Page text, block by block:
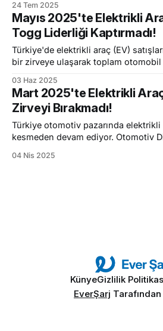
özellikle düşük ve orta segmentteki
fiyatlarında önemli artışlar
segment modellerde ise indirim
Türkiye'deki elektrikli araç
24 Tem 2025
Mayıs 2025'te Elektrikli
Togg Liderliği Kaptırmadı!
Türkiye'de elektrikli araç (EV)
bir zirveye ulaşarak toplam otomobil
Mobilite Derneği (ODMD) verilerine
16.802 adet elektrikli otomobil
rakam toplam pazardaki elektrikli
03 Haz 2025
Mart 2025'te Elektrikli
Zirveyi Bırakmadı!
Türkiye otomotiv pazarında elektrikli
kesmeden devam ediyor. Otomotiv
verileri, elektrikli otomobillere olan
04 Nis 2025
KünyeGizlilik
EverŞarj Tarafından